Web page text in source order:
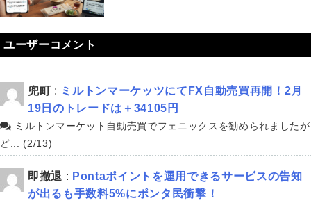
ユーザーコメント
兜町 : ミルトンマーケッツにてFX自動売買再開！2月
19日のトレードは＋34105円
ミルトンマーケット自動売買でフェニックスを勧められましたが
ど... (2/13)
即撤退 : Pontaポイントを運用できるサービスの告知
が出るも手数料5%にポンタ民衝撃！